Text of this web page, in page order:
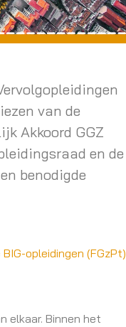
van de
Akkoord GGZ
en de
benodigde
opleidingen (FGzPt)
elkaar. Binnen het